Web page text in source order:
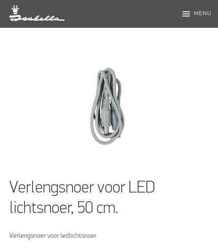
menu MENU
Verlengsnoer voor LED
lichtsnoer, 50 cm.
Verlengsnoer voor ledlichtsnoer